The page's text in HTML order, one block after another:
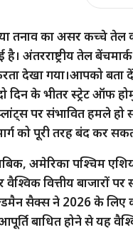
तनाव का असर कच्चे
है। अंतरराष्ट्रीय तेल
देखा गया।आपको
दिन के भीतर स्ट्रेट ऑफ
पर संभावित हमले
को पूरी तरह बंद कर
अमेरिका पश्चिम
वित्तीय बाजारों
सैक्स ने 2026 के लिए
बाधित होने से यह